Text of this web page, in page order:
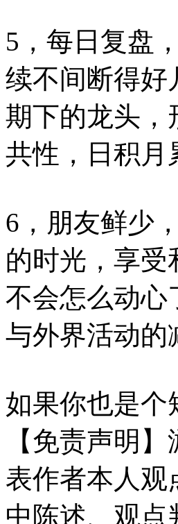
5，每日复盘
续不间断得好
期下的龙头，
共性，日积月
6，朋友鲜少
的时光，享受
不会怎么动心
与外界活动的
如果你也是个
【免责声明
表作者本人观
中陈述、观点